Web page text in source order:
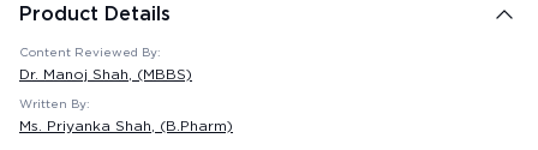
Product Details
Content Reviewed By:
Dr. Manoj Shah , (MBBS)
Written By:
Ms. Priyanka Shah , (B.Pharm)